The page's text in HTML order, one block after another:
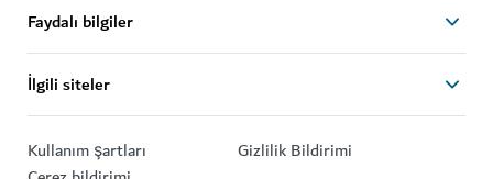
Faydalı bilgiler
İlgili siteler
Kullanım şartları
Gizlilik Bildirimi